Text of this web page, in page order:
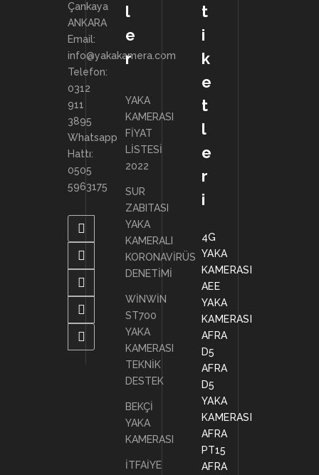
Çankaya
ANKARA
Email:
info@yakakamera.com
Telefon:
0312
911
3895
Whatsapp
Hattı:
0505
5963175
l
e
r
YAKA
KAMERASI
FİYAT
LİSTESİ
2022
SUR
ZABITASI
YAKA
KAMERALI
KORONAVİRÜS
DENETİMİ
WİNWİN
ST700
YAKA
KAMERASI
TEKNİK
DESTEK
BEKÇİ
YAKA
KAMERASI
İTFAİYE
t
i
k
e
t
l
e
r
i
4G
YAKA
KAMERASI
AEE
YAKA
KAMERASI
AFRA
D5
AFRA
D5
YAKA
KAMERASI
AFRA
PT15
AFRA